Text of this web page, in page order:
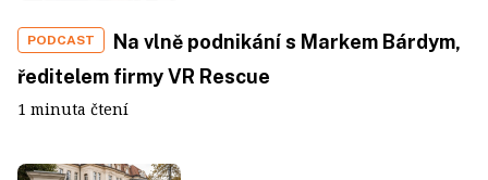
PODCAST
Na vlně podnikání s Markem Bárdym,
ředitelem firmy VR Rescue
1 minuta čtení